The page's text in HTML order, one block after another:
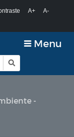
A+
A-
Menu
-